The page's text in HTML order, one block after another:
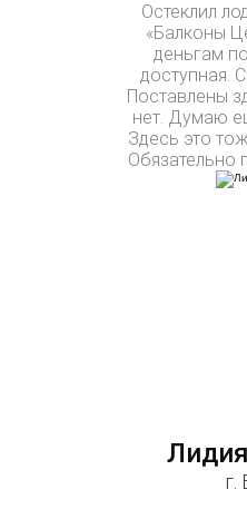
Остеклил
«Балконы
деньгам
доступная.
Поставлены
нет. Думаю
Здесь это
Обязательно
г.